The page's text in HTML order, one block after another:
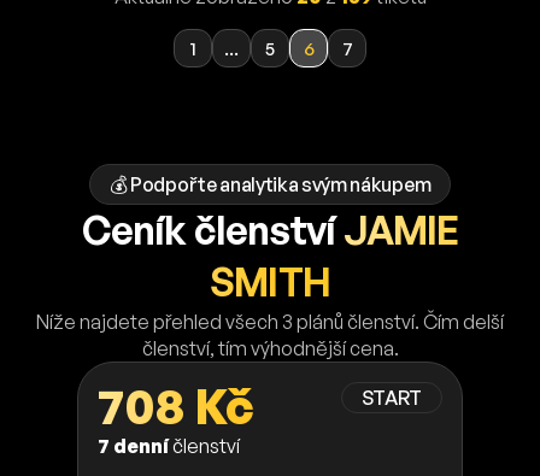
1 ... 5 6 7
💰 Podpořte analytika svým nákupem
Ceník členstvíJAMIE
SMITH
Níže najdete přehled všech 3 plánů členství. Čím delší
členství, tím výhodnější cena.
START
708 Kč
7 denníčlenství